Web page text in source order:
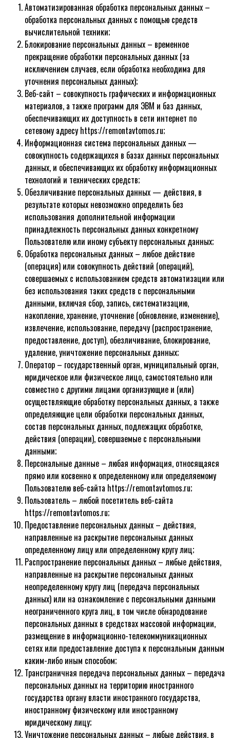
Автоматизированная обработка персональных данных –
обработка персональных данных с помощью средств
вычислительной техники;
Блокирование персональных данных – временное
прекращение обработки персональных данных (за
исключением случаев, если обработка необходима для
уточнения персональных данных);
Веб-сайт – совокупность графических и информационных
материалов, а также программ для ЭВМ и баз данных,
обеспечивающих их доступность в сети интернет по
сетевому адресу https://remontavtomos.ru;
Информационная система персональных данных —
совокупность содержащихся в базах данных персональных
данных, и обеспечивающих их обработку информационных
технологий и технических средств;
Обезличивание персональных данных — действия, в
результате которых невозможно определить без
использования дополнительной информации
принадлежность персональных данных конкретному
Пользователю или иному субъекту персональных данных;
Обработка персональных данных – любое действие
(операция) или совокупность действий (операций),
совершаемых с использованием средств автоматизации или
без использования таких средств с персональными
данными, включая сбор, запись, систематизацию,
накопление, хранение, уточнение (обновление, изменение),
извлечение, использование, передачу (распространение,
предоставление, доступ), обезличивание, блокирование,
удаление, уничтожение персональных данных;
Оператор – государственный орган, муниципальный орган,
юридическое или физическое лицо, самостоятельно или
совместно с другими лицами организующие и (или)
осуществляющие обработку персональных данных, а также
определяющие цели обработки персональных данных,
состав персональных данных, подлежащих обработке,
действия (операции), совершаемые с персональными
данными;
Персональные данные – любая информация, относящаяся
прямо или косвенно к определенному или определяемому
Пользователю веб-сайта https://remontavtomos.ru;
Пользователь – любой посетитель веб-сайта
https://remontavtomos.ru;
Предоставление персональных данных – действия,
направленные на раскрытие персональных данных
определенному лицу или определенному кругу лиц;
Распространение персональных данных – любые действия,
направленные на раскрытие персональных данных
неопределенному кругу лиц (передача персональных
данных) или на ознакомление с персональными данными
неограниченного круга лиц, в том числе обнародование
персональных данных в средствах массовой информации,
размещение в информационно-телекоммуникационных
сетях или предоставление доступа к персональным данным
каким-либо иным способом;
Трансграничная передача персональных данных – передача
персональных данных на территорию иностранного
государства органу власти иностранного государства,
иностранному физическому или иностранному
юридическому лицу;
Уничтожение персональных данных – любые действия, в